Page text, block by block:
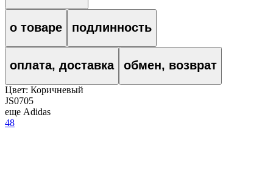
о товаре подлинность
оплата, доставка обмен, возврат
Цвет: Коричневый
JS0705
еще Adidas
48